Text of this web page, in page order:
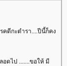
คดีกะตำรา....ปีนี้ก็คง
ดไป .......ขอให้ มี